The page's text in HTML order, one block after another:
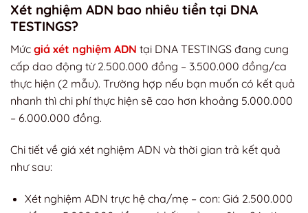
Xét nghiệm ADN bao nhiêu tiền tại DNA
TESTINGS?
Mức giá xét nghiệm ADN tại DNA TESTINGS đang cung
cấp dao động từ 2.500.000 đồng – 3.500.000 đồng/ca
thực hiện (2 mẫu). Trường hợp nếu bạn muốn có kết quả
nhanh thì chi phí thực hiện sẽ cao hơn khoảng 5.000.000
– 6.000.000 đồng.
Chi tiết về giá xét nghiệm ADN và thời gian trả kết quả
như sau:
Xét nghiệm ADN trực hệ cha/mẹ – con: Giá 2.500.000